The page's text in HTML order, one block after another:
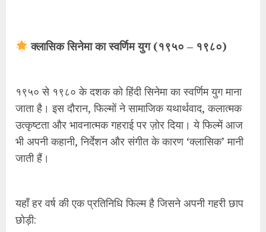
क्लासिक सिनेमा का स्वर्णिम युग (१९५० – १९८०)
१९५० से १९८० के दशक को हिंदी सिनेमा का स्वर्णिम युग माना
जाता है। इस दौरान, फिल्मों ने सामाजिक यथार्थवाद, कलात्मक
उत्कृष्टता और भावनात्मक गहराई पर ज़ोर दिया। ये फिल्में आज
भी अपनी कहानी, निर्देशन और संगीत के कारण ‘क्लासिक’ मानी
जाती हैं।
यहाँ हर वर्ष की एक प्रतिनिधि फिल्म है जिसने अपनी गहरी छाप
छोड़ी: